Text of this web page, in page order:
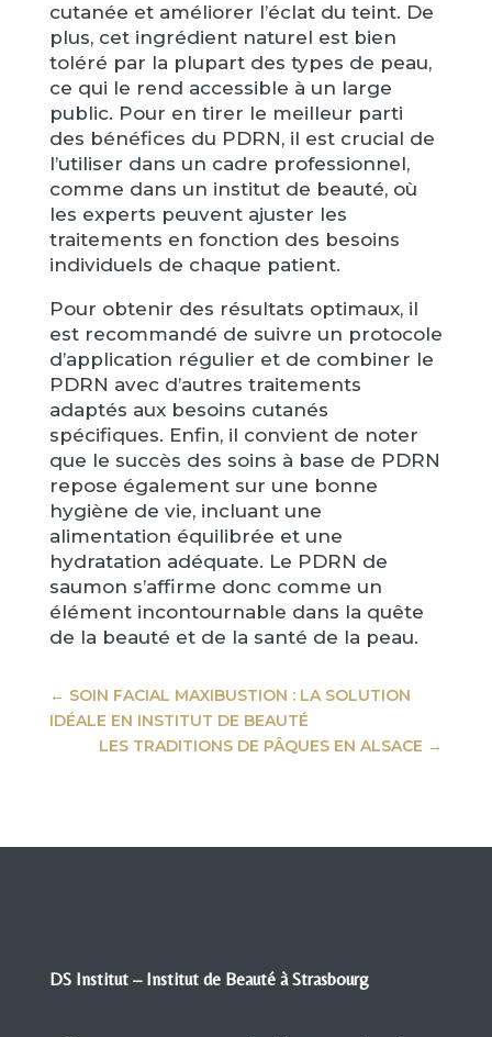
cutanée et améliorer l’éclat du teint. De
plus, cet ingrédient naturel est bien
toléré par la plupart des types de peau,
ce qui le rend accessible à un large
public. Pour en tirer le meilleur parti
des bénéfices du PDRN, il est crucial de
l’utiliser dans un cadre professionnel,
comme dans un institut de beauté, où
les experts peuvent ajuster les
traitements en fonction des besoins
individuels de chaque patient.
Pour obtenir des résultats optimaux, il
est recommandé de suivre un protocole
d’application régulier et de combiner le
PDRN avec d’autres traitements
adaptés aux besoins cutanés
spécifiques. Enfin, il convient de noter
que le succès des soins à base de PDRN
repose également sur une bonne
hygiène de vie, incluant une
alimentation équilibrée et une
hydratation adéquate. Le PDRN de
saumon s’affirme donc comme un
élément incontournable dans la quête
de la beauté et de la santé de la peau.
← SOIN FACIAL MAXIBUSTION : LA SOLUTION
IDÉALE EN INSTITUT DE BEAUTÉ
LES TRADITIONS DE PÂQUES EN ALSACE →
DS Institut – Institut de Beauté à Strasbourg